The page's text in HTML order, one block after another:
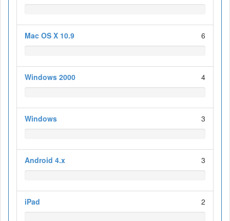
Mac OS X 10.9 6
Windows 2000 4
Windows 3
Android 4.x 3
iPad 2